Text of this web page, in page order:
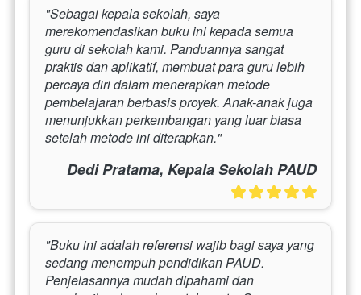
"Sebagai kepala sekolah, saya
merekomendasikan buku ini kepada semua
guru di sekolah kami. Panduannya sangat
praktis dan aplikatif, membuat para guru lebih
percaya diri dalam menerapkan metode
pembelajaran berbasis proyek. Anak-anak juga
menunjukkan perkembangan yang luar biasa
setelah metode ini diterapkan."
Dedi Pratama, Kepala Sekolah PAUD
"Buku ini adalah referensi wajib bagi saya yang
sedang menempuh pendidikan PAUD.
Penjelasannya mudah dipahami dan